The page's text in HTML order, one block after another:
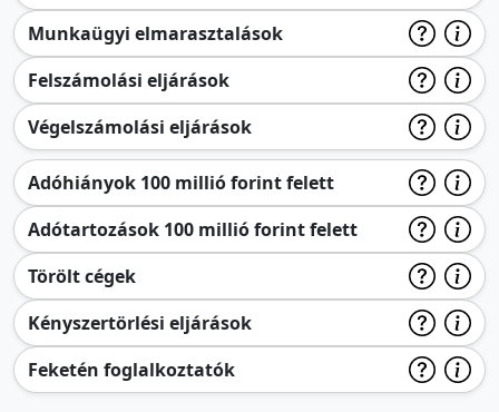
Munkaügyi elmarasztalások
Felszámolási eljárások
Végelszámolási eljárások
Adóhiányok 100 millió forint felett
Adótartozások 100 millió forint felett
Törölt cégek
Kényszertörlési eljárások
Feketén foglalkoztatók